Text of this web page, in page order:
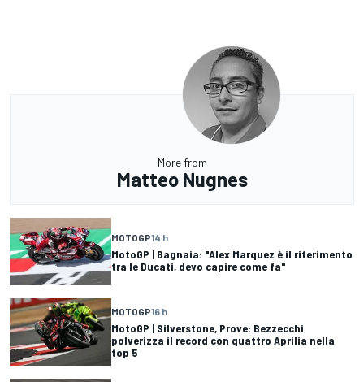
More from
Matteo Nugnes
MOTOGP14 h
MotoGP | Bagnaia: "Alex Marquez è il riferimento
tra le Ducati, devo capire come fa"
MOTOGP16 h
MotoGP | Silverstone, Prove: Bezzecchi
polverizza il record con quattro Aprilia nella
top 5